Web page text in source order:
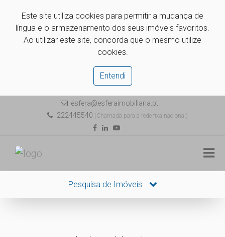
Este site utiliza cookies para permitir a mudança de
língua e o armazenamento dos seus imóveis favoritos.
Ao utilizar este site, concorda que o mesmo utilize
cookies.
Entendi
esfera@esferaimobiliaria.pt
222445540 (Chamada para a rede fixa nacional)
Pesquisa de Imóveis